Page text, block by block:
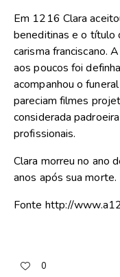
Em 1216 Clara
beneditinas e o título
carisma franciscano.
aos poucos foi
acompanhou o
pareciam filmes
considerada
profissionais.
Clara morreu no ano
anos após sua morte.
Fonte http://
0